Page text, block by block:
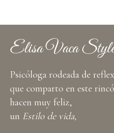
Elisa Vaca
Psicóloga rodeada de
que comparto en este
hacen muy feliz,
un Estilo de vida,